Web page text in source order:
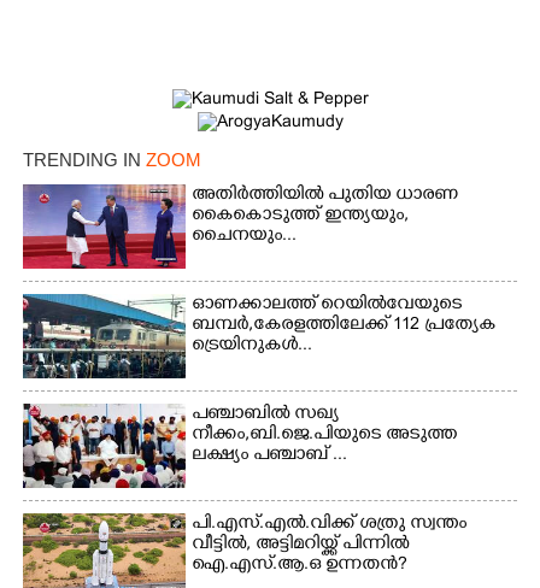
TRENDING IN ZOOM
അതിർത്തിയിൽ പുതിയ ധാരണ
കൈകൊടുത്ത് ഇന്ത്യയും,
ചൈനയും...
ഓണക്കാലത്ത് റെയിൽവേയുടെ
ബമ്പർ,കേരളത്തിലേക്ക് 112 പ്രത്യേക
ട്രെയിനുകൾ...
പഞ്ചാബില്‍ സഖ്യ
നീക്കം,ബി.ജെ.പിയുടെ അടുത്ത
ലക്ഷ്യം പഞ്ചാബ് ...
പി.എസ്.എൽ.വിക്ക് ശത്രു സ്വന്തം
വീട്ടിൽ, അട്ടിമറിയ്ക്ക് പിന്നിൽ
ഐ.എസ്.ആ.ഒ ഉന്നതൻ?